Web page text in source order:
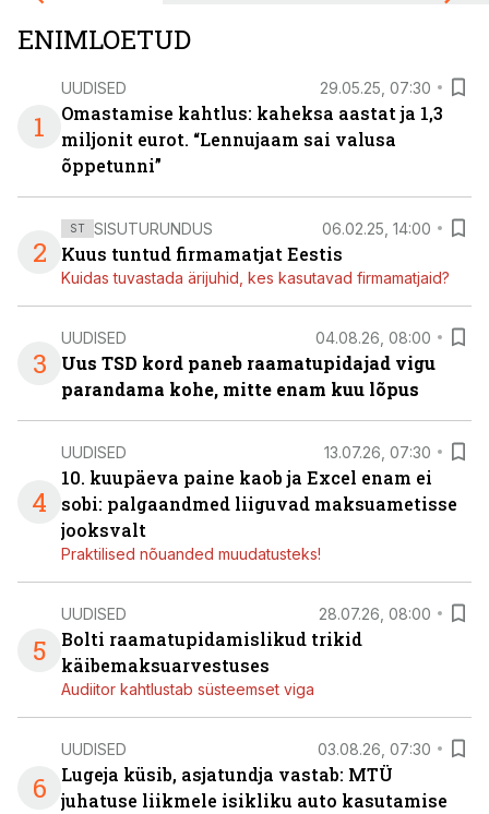
ENIMLOETUD
1
UUDISED 29.05.25, 07:30
Omastamise kahtlus: kaheksa aastat ja 1,3
miljonit eurot. “Lennujaam sai valusa
õppetunni”
2
ST SISUTURUNDUS 06.02.25, 14:00
Kuus tuntud firmamatjat Eestis
Kuidas tuvastada ärijuhid, kes kasutavad firmamatjaid?
3
UUDISED 04.08.26, 08:00
Uus TSD kord paneb raamatupidajad vigu
parandama kohe, mitte enam kuu lõpus
4
UUDISED 13.07.26, 07:30
10. kuupäeva paine kaob ja Excel enam ei
sobi: palgaandmed liiguvad maksuametisse
jooksvalt
Praktilised nõuanded muudatusteks!
5
UUDISED 28.07.26, 08:00
Bolti raamatupidamislikud trikid
käibemaksuarvestuses
Audiitor kahtlustab süsteemset viga
6
UUDISED 03.08.26, 07:30
Lugeja küsib, asjatundja vastab: MTÜ
juhatuse liikmele isikliku auto kasutamise